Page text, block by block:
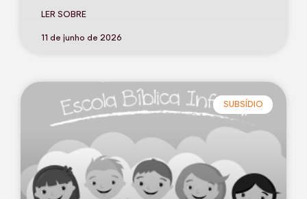
LER SOBRE
11 de junho de 2026
SUBSÍDIO